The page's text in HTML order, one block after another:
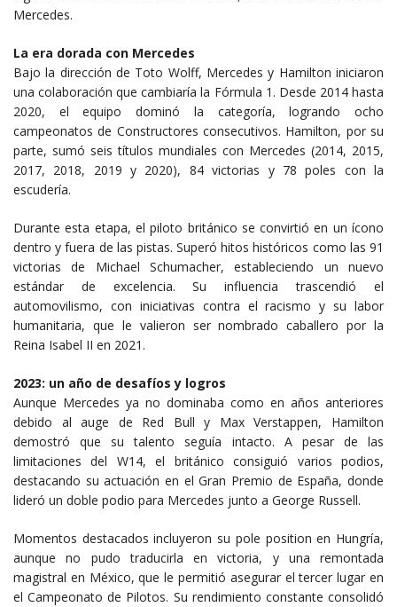
Mercedes.
La era dorada con Mercedes
Bajo la dirección de Toto Wolff, Mercedes y Hamilton iniciaron
una colaboración que cambiaría la Fórmula 1. Desde 2014 hasta
2020, el equipo dominó la categoría, logrando ocho
campeonatos de Constructores consecutivos. Hamilton, por su
parte, sumó seis títulos mundiales con Mercedes (2014, 2015,
2017, 2018, 2019 y 2020), 84 victorias y 78 poles con la
escudería.
Durante esta etapa, el piloto británico se convirtió en un ícono
dentro y fuera de las pistas. Superó hitos históricos como las 91
victorias de Michael Schumacher, estableciendo un nuevo
estándar de excelencia. Su influencia trascendió el
automovilismo, con iniciativas contra el racismo y su labor
humanitaria, que le valieron ser nombrado caballero por la
Reina Isabel II en 2021.
2023: un año de desafíos y logros
Aunque Mercedes ya no dominaba como en años anteriores
debido al auge de Red Bull y Max Verstappen, Hamilton
demostró que su talento seguía intacto. A pesar de las
limitaciones del W14, el británico consiguió varios podios,
destacando su actuación en el Gran Premio de España, donde
lideró un doble podio para Mercedes junto a George Russell.
Momentos destacados incluyeron su pole position en Hungría,
aunque no pudo traducirla en victoria, y una remontada
magistral en México, que le permitió asegurar el tercer lugar en
el Campeonato de Pilotos. Su rendimiento constante consolidó